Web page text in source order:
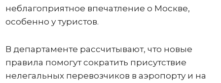
неблагоприятное впечатление о Москве,
особенно у туристов.
В департаменте рассчитывают, что новые
правила помогут сократить присутствие
нелегальных перевозчиков в аэропорту и на